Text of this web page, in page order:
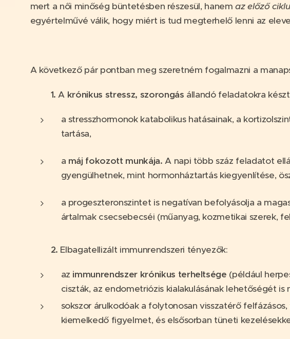
mert a női minőség büntetésben részesül, hanemaz előző
egyértelművé válik, hogy miért is tud megterhelő lenni az
A következő pár pontban meg szeretném fogalmazni a
1.A krónikus stressz, szorongás állandó feladatokra
a stresszhormonok katabolikus hatásainak, a
tartása,
a máj fokozott munkája. A napi több száz feladatot
gyengülhetnek, mint hormonháztartás kiegyenlítése,
a progeszteronszintet is negatívan befolyásolja a
ártalmak csecsebecséi (műanyag, kozmetikai szerek,
2. Elbagatellizált immunrendszeri tényezők:
az immunrendszer krónikus terheltsége (például
ciszták, az endometriózis kialakulásának lehetőségét is
sokszor árulkodóak a folytonosan visszatérő
kiemelkedő figyelmet, és elsősorban tüneti